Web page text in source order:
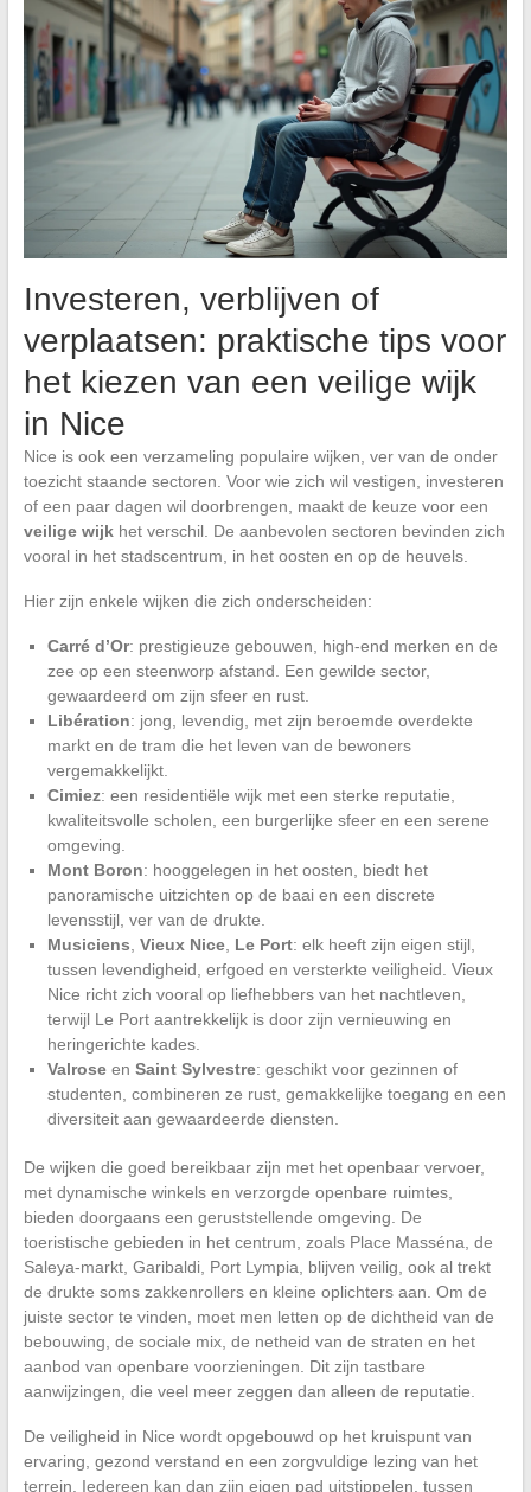
Investeren, verblijven of
verplaatsen: praktische tips voor
het kiezen van een veilige wijk
in Nice
Nice is ook een verzameling populaire wijken, ver van de onder
toezicht staande sectoren. Voor wie zich wil vestigen, investeren
of een paar dagen wil doorbrengen, maakt de keuze voor een
veilige wijkhet verschil. De aanbevolen sectoren bevinden zich
vooral in het stadscentrum, in het oosten en op de heuvels.
Hier zijn enkele wijken die zich onderscheiden:
Carré d’Or: prestigieuze gebouwen, high-end merken en de
zee op een steenworp afstand. Een gewilde sector,
gewaardeerd om zijn sfeer en rust.
Libération: jong, levendig, met zijn beroemde overdekte
markt en de tram die het leven van de bewoners
vergemakkelijkt.
Cimiez: een residentiële wijk met een sterke reputatie,
kwaliteitsvolle scholen, een burgerlijke sfeer en een serene
omgeving.
Mont Boron: hooggelegen in het oosten, biedt het
panoramische uitzichten op de baai en een discrete
levensstijl, ver van de drukte.
Musiciens Vieux Nice, Le Port: elk heeft zijn eigen stijl,
tussen levendigheid, erfgoed en versterkte veiligheid. Vieux
Nice richt zich vooral op liefhebbers van het nachtleven,
terwijl Le Port aantrekkelijk is door zijn vernieuwing en
heringerichte kades.
Valroseen Saint Sylvestre: geschikt voor gezinnen of
studenten, combineren ze rust, gemakkelijke toegang en een
diversiteit aan gewaardeerde diensten.
De wijken die goed bereikbaar zijn met het openbaar vervoer,
met dynamische winkels en verzorgde openbare ruimtes,
bieden doorgaans een geruststellende omgeving. De
toeristische gebieden in het centrum, zoals Place Masséna, de
Saleya-markt, Garibaldi, Port Lympia, blijven veilig, ook al trekt
de drukte soms zakkenrollers en kleine oplichters aan. Om de
juiste sector te vinden, moet men letten op de dichtheid van de
bebouwing, de sociale mix, de netheid van de straten en het
aanbod van openbare voorzieningen. Dit zijn tastbare
aanwijzingen, die veel meer zeggen dan alleen de reputatie.
De veiligheid in Nice wordt opgebouwd op het kruispunt van
ervaring, gezond verstand en een zorgvuldige lezing van het
terrein. Iedereen kan dan zijn eigen pad uitstippelen, tussen